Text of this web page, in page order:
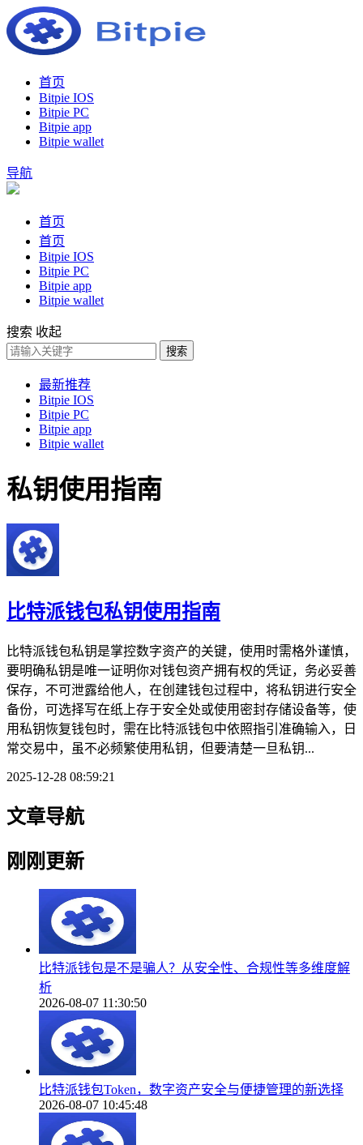
首页
Bitpie IOS
Bitpie PC
Bitpie app
Bitpie wallet
导航
首页
首页
Bitpie IOS
Bitpie PC
Bitpie app
Bitpie wallet
搜索 收起
搜索
最新推荐
Bitpie IOS
Bitpie PC
Bitpie app
Bitpie wallet
私钥使用指南
比特派钱包私钥使用指南
比特派钱包私钥是掌控数字资产的关键，使用时需格外谨慎，
要明确私钥是唯一证明你对钱包资产拥有权的凭证，务必妥善
保存，不可泄露给他人，在创建钱包过程中，将私钥进行安全
备份，可选择写在纸上存于安全处或使用密封存储设备等，使
用私钥恢复钱包时，需在比特派钱包中依照指引准确输入，日
常交易中，虽不必频繁使用私钥，但要清楚一旦私钥...
2025-12-28 08:59:21
文章导航
刚刚更新
比特派钱包是不是骗人？从安全性、合规性等多维度解
析
2026-08-07 11:30:50
比特派钱包Token，数字资产安全与便捷管理的新选择
2026-08-07 10:45:48